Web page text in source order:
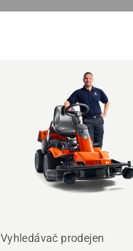
Vyhledávač prodejen